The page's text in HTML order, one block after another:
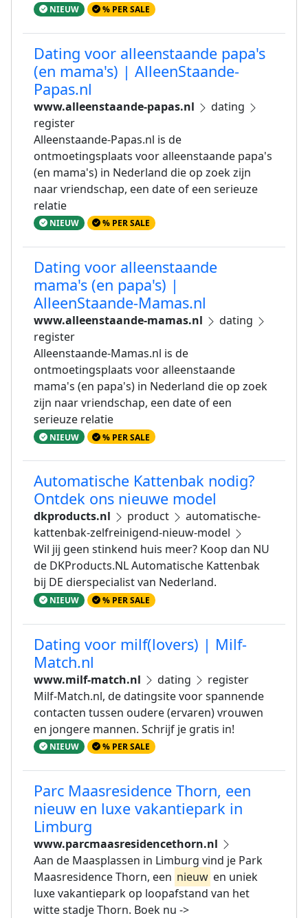
NIEUW % PER SALE
Dating voor alleenstaande papa's
(en mama's) | AlleenStaande-
Papas.nl
www.alleenstaande-papas.nl
dating
register
Alleenstaande-Papas.nl is de
ontmoetingsplaats voor alleenstaande papa's
(en mama's) in Nederland die op zoek zijn
naar vriendschap, een date of een serieuze
relatie
NIEUW % PER SALE
Dating voor alleenstaande
mama's (en papa's) |
AlleenStaande-Mamas.nl
www.alleenstaande-mamas.nl
dating
register
Alleenstaande-Mamas.nl is de
ontmoetingsplaats voor alleenstaande
mama's (en papa's) in Nederland die op zoek
zijn naar vriendschap, een date of een
serieuze relatie
NIEUW % PER SALE
Automatische Kattenbak nodig?
Ontdek ons nieuwe model
dkproducts.nl product
automatische-
kattenbak-zelfreinigend-nieuw-model
Wil jij geen stinkend huis meer? Koop dan NU
de DKProducts.NL Automatische Kattenbak
bij DE dierspecialist van Nederland.
NIEUW % PER SALE
Dating voor milf(lovers) | Milf-
Match.nl
www.milf-match.nl dating
register
Milf-Match.nl, de datingsite voor spannende
contacten tussen oudere (ervaren) vrouwen
en jongere mannen. Schrijf je gratis in!
NIEUW % PER SALE
Parc Maasresidence Thorn, een
nieuw en luxe vakantiepark in
Limburg
www.parcmaasresidencethorn.nl
Aan de Maasplassen in Limburg vind je Park
Maasresidence Thorn, een nieuw en uniek
luxe vakantiepark op loopafstand van het
witte stadje Thorn. Boek nu ->